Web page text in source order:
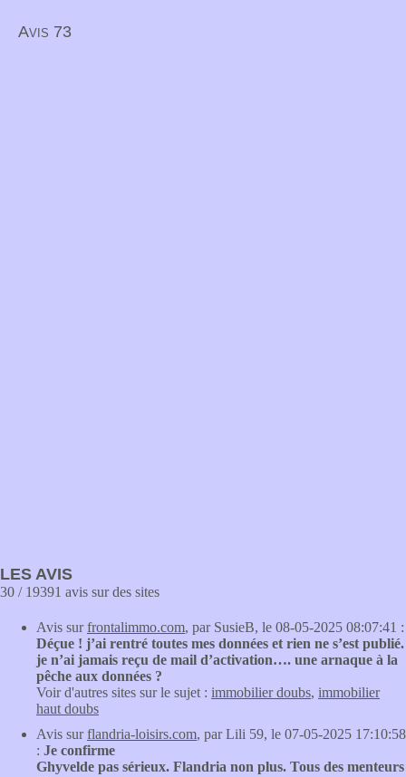
Avis 73
LES AVIS
30 / 19391 avis sur des sites
Avis surfrontalimmo.com, par SusieB, le 08-05-2025 08:07:41 :
Déçue ! j’ai rentré toutes mes données et rien ne s’est publié.
je n’ai jamais reçu de mail d’activation…. une arnaque à la
pêche aux données ?
Voir d'autres sites sur le sujet : immobilier doubs, immobilier
haut doubs
Avis surflandria-loisirs.com, par Lili 59, le 07-05-2025 17:10:58
: Je confirme
Ghyvelde pas sérieux. Flandria non plus. Tous des menteurs